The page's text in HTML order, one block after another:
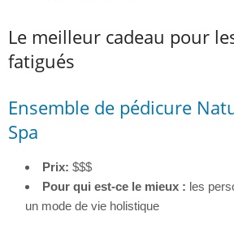
Le meilleur cadeau pour
fatigués
Ensemble de pédicure
Spa
Prix: $$$
Pour qui est-ce le mieux : les
un mode de vie holistique